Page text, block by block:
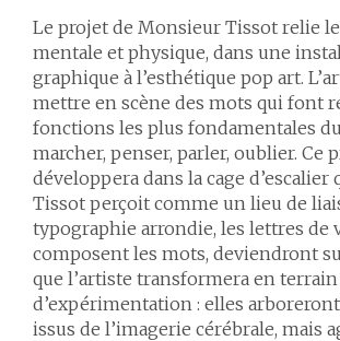
Le projet de Monsieur Tissot relie
mentale et physique, dans une
graphique à l’esthétique pop art.
mettre en scène des mots qui font
fonctions les plus fondamentales
marcher, penser, parler, oublier. Ce
développera dans la cage
Tissot perçoit comme un lieu de
typographie arrondie, les lettres de
composent les mots, deviendront
que l’artiste transformera en terrain
d’expérimentation : elles
issus de l’imagerie cérébrale, mais